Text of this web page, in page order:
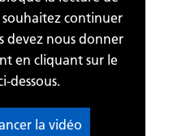
souhaitez continuer
devez nous donner
en cliquant sur le
dessous.
la vidéo